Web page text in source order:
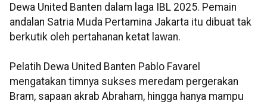
Dewa United Banten dalam laga IBL 2025. Pemain
andalan Satria Muda Pertamina Jakarta itu dibuat tak
berkutik oleh pertahanan ketat lawan.
Pelatih Dewa United Banten Pablo Favarel
mengatakan timnya sukses meredam pergerakan
Bram, sapaan akrab Abraham, hingga hanya mampu